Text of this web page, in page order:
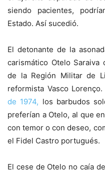
siendo pacientes,
Estado. Así sucedió.
El detonante de la
carismático Otelo Saraiva
de la Región Militar de
reformista Vasco
de 1974, los barbudos
preferían a Otelo, al que
con temor o con deseo,
el Fidel Castro portugués.
El cese de Otelo no caía